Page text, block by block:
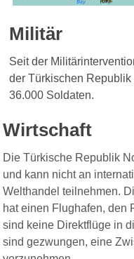
Militär
Seit der
der Türkischen
36.000 Soldaten.
Wirtschaft
Die Türkische Republik
und kann nicht an
Welthandel teilnehmen.
hat einen Flughafen, den
sind keine Direktflüge in
sind gezwungen, eine